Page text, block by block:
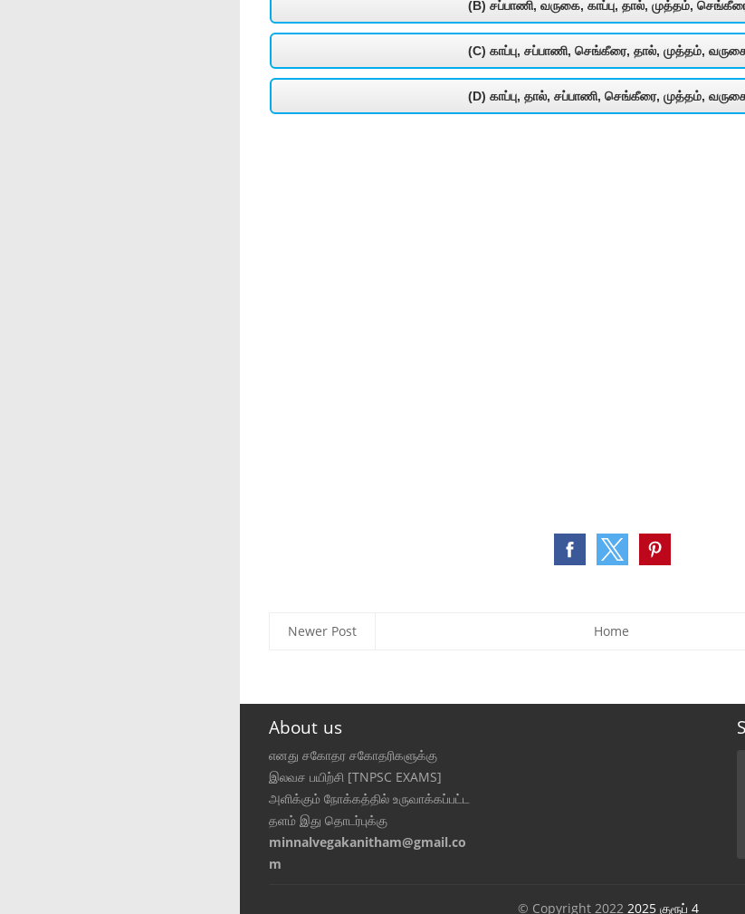
(B) சப்பாணி, வருகை, காப்பு, தால், முத்தம்,
(C) காப்பு, சப்பாணி, செங்கீரை, தால், முத்தம்,
(D) காப்பு, தால், சப்பாணி, செங்கீரை, முத்தம்,
Newer Post Home
About us
எனது சகோதர சகோதரிகளுக்கு
இலவச பயிற்சி [TNPSC EXAMS]
அளிக்கும் நோக்கத்தில் உருவாக்கப்பட்ட
தளம் இது தொடர்புக்கு
minnalvegakanitham@gmail.co
m
© Copyright 2022 2025 குரூப் 4